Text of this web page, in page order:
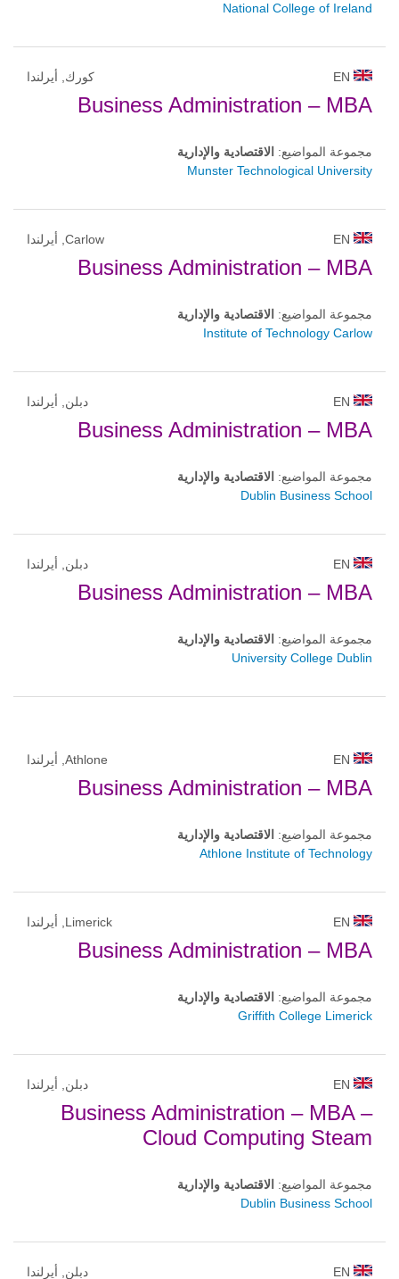
National College of Ireland
كورك, أيرلندا
Business Administration – MBA
مجموعة المواضيع:
الاقتصادية والإدارية
Munster Technological University
Carlow, أيرلندا
Business Administration – MBA
مجموعة المواضيع:
الاقتصادية والإدارية
Institute of Technology Carlow
دبلن, أيرلندا
Business Administration – MBA
مجموعة المواضيع:
الاقتصادية والإدارية
Dublin Business School
دبلن, أيرلندا
Business Administration – MBA
مجموعة المواضيع:
الاقتصادية والإدارية
University College Dublin
Athlone, أيرلندا
Business Administration – MBA
مجموعة المواضيع:
الاقتصادية والإدارية
Athlone Institute of Technology
Limerick, أيرلندا
Business Administration – MBA
مجموعة المواضيع:
الاقتصادية والإدارية
Griffith College Limerick
دبلن, أيرلندا
Business Administration – MBA –
Cloud Computing Steam
مجموعة المواضيع:
الاقتصادية والإدارية
Dublin Business School
دبلن, أيرلندا